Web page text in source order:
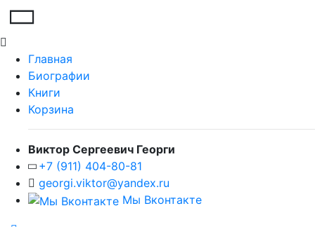
Главная
Биографии
Книги
Корзина
Виктор Сергеевич Георги
+7 (911) 404-80-81
georgi.viktor@yandex.ru
Мы Вконтакте